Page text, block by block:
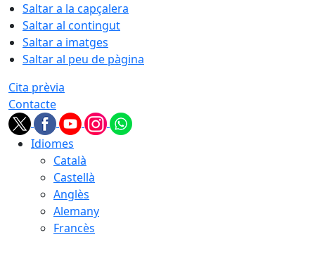
Saltar a la capçalera
Saltar al contingut
Saltar a imatges
Saltar al peu de pàgina
Cita prèvia
Contacte
Idiomes
Català
Castellà
Anglès
Alemany
Francès